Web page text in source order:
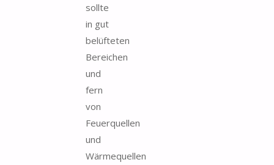
sollte
in gut
belüfteten
Bereichen
und
fern
von
Feuerquellen
und
Wärmequellen